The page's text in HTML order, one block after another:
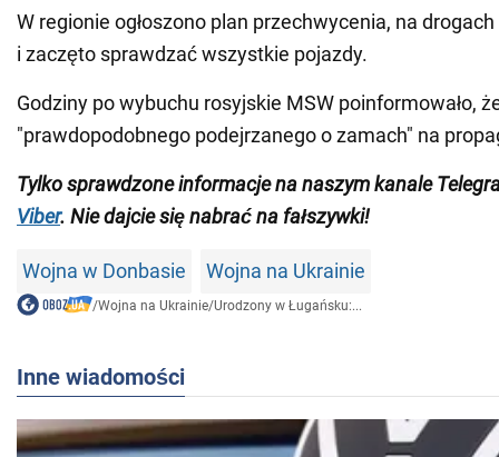
W regionie ogłoszono plan przechwycenia, na
i zaczęto sprawdzać wszystkie pojazdy.
Godziny po wybuchu rosyjskie MSW poinformowało,
"prawdopodobnego podejrzanego o zamach" na
Tylko sprawdzone informacje na naszym kanale
Viber. Nie dajcie się nabrać na fałszywki!
Wojna w Donbasie Wojna na Ukrainie
/Wojna na Ukrainie/Urodzony w Ługańsku:...
Inne wiadomości